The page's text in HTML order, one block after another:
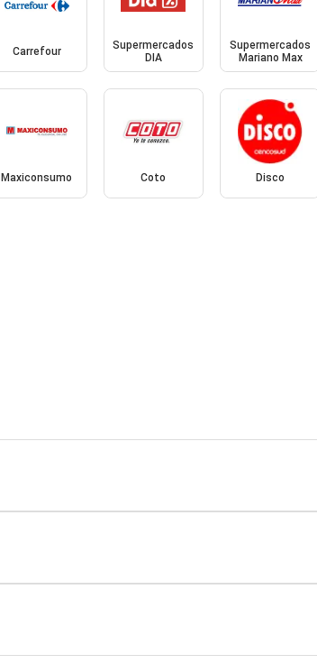
Carrefour
Supermercados
DIA
Supermercados
Mariano Max
Maxiconsumo Coto Disco